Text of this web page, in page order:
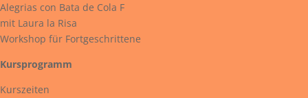
Alegrias con Bata de Cola F
mit Laura la Risa
Workshop für Fortgeschrittene
Kursprogramm
Kurszeiten